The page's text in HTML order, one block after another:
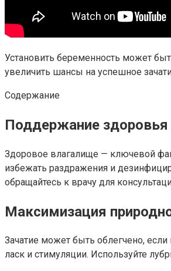
Установить беременность может
увеличить шансы на успешное
Содержание
Поддержание
Здоровое влагалище — ключевой
избежать раздражения и
обращайтесь к врачу для
Максимизация
Зачатие может быть облегчено,
ласк и стимуляции. Используйте